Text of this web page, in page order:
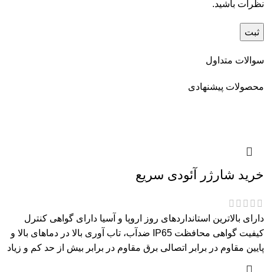
نظرات باشید.
سوالات متداول
محصولات پیشنهادی
خرید شارژر آئودی سریع
دارای بالاترین استانداردهای روز اروپا و آسیا دارای گواهی کنترل
کیفیت گواهی محافظت IP65 ضدآب، تاب آوری بالا در دماهای بالا و
پایین مقاوم در برابر اتصالی برق مقاوم در برابر بیش از حد کم و زیاد